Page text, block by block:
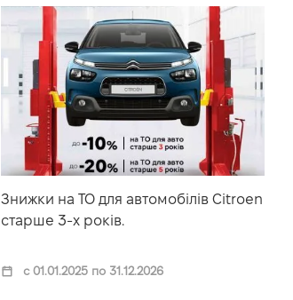
Знижки на ТО для автомобілів Citroen
старше 3-х років.
с 01.01.2025 по 31.12.2026